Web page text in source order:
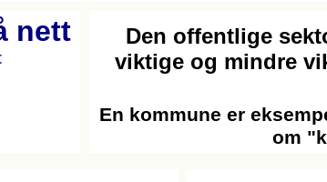
nett
Den offentlige
viktige og mindre
En kommune er
om